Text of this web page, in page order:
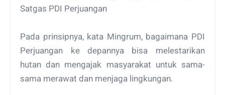
Satgas PDI Perjuangan
Pada prinsipnya, kata Mingrum, bagaimana PDI
Perjuangan ke depannya bisa melestarikan
hutan dan mengajak masyarakat untuk sama-
sama merawat dan menjaga lingkungan.